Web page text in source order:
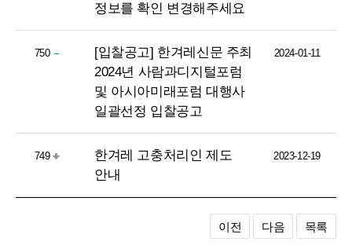
정보를 확인 변경해주세요
750
[입찰공고] 한겨레신문 주최
2024년 사람과디지털포럼
및 아시아미래포럼 대행사
일괄선정 입찰공고
2024-01-11
749
한겨레 고충처리인 제도
안내
2023-12-19
이전 다음 목록